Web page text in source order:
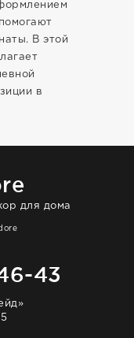
В этой
в
для дома
43